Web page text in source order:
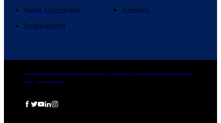
News Corporate
Azionisti
Sostenibilità